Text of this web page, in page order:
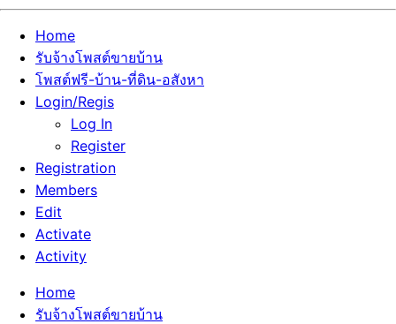
Home
รับจ้างโพสต์ขายบ้าน
โพสต์ฟรี-บ้าน-ที่ดิน-อสังหา
Login/Regis
Log In
Register
Registration
Members
Edit
Activate
Activity
Home
รับจ้างโพสต์ขายบ้าน